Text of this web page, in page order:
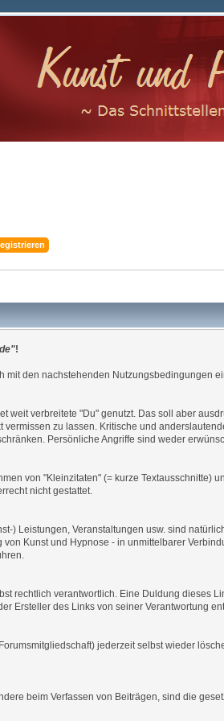
!
mit den nachstehenden Nutzungsbedingungen
weit verbreitete "Du" genutzt. Das soll aber
zu lassen. Kritische und
Persönliche Angriffe sind weder
von "Kleinzitaten" (= kurze Textausschnitte)
nicht gestattet.
) Leistungen, Veranstaltungen usw. sind
Kunst und Hypnose - in unmittelbarer
rechtlich verantwortlich. Eine Duldung dieses
Ersteller des Links von seiner Verantwortung
jederzeit selbst wieder
beim Verfassen von Beiträgen, sind die